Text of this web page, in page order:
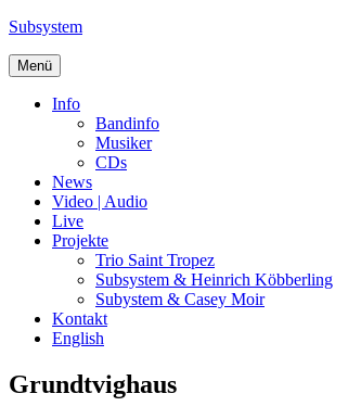
Zum
springen
Subsystem
Menü
Info
Bandinfo
Musiker
CDs
News
Video | Audio
Live
Projekte
Trio Saint Tropez
Subsystem & Heinrich Köbberling
Subystem & Casey Moir
Kontakt
English
Grundtvighaus